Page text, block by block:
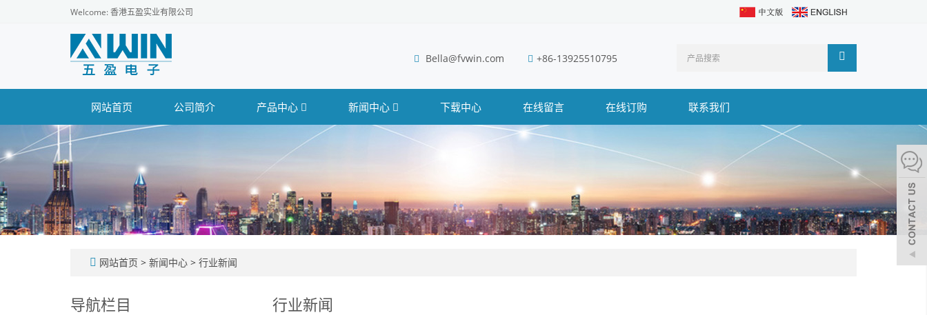
Welcome: 香港五盈实业有限公司
Bella@fvwin.com +86-13925510795
网站首页 公司简介 产品中心 新闻中心 下载中心 在线留言 在线订购 联系我们
网站首页 > 新闻中心 > 行业新闻
行业新闻
导航栏目